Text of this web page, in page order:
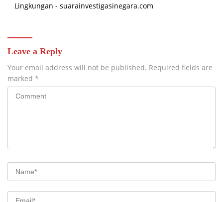
Lingkungan - suarainvestigasinegara.com
Leave a Reply
Your email address will not be published. Required fields are
marked *